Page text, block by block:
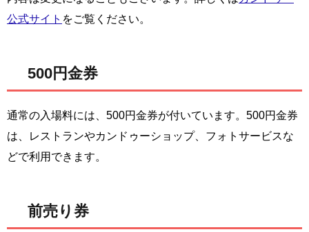
公式サイト をご覧ください。
500円金券
通常の入場料には、500円金券が付いています。500円金券
は、レストランやカンドゥーショップ、フォトサービスな
どで利用できます。
前売り券